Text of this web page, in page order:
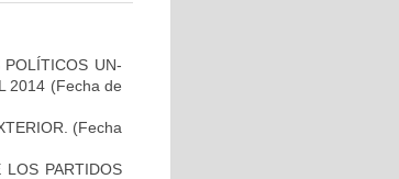
UN-
2014 (Fecha de
(Fecha
LOS PARTIDOS